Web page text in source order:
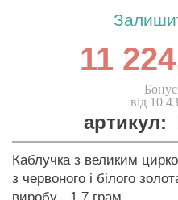
11
від 10
артикул:
Каблучка з великим
з червоного і білого